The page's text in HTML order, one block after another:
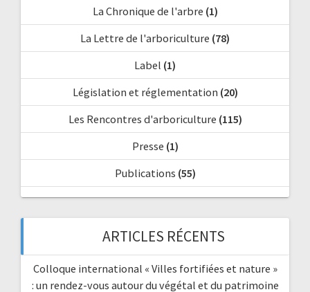
La Chronique de l'arbre (1)
La Lettre de l'arboriculture (78)
Label (1)
Législation et réglementation (20)
Les Rencontres d'arboriculture (115)
Presse (1)
Publications (55)
ARTICLES RÉCENTS
Colloque international « Villes fortifiées et nature »
: un rendez-vous autour du végétal et du patrimoine